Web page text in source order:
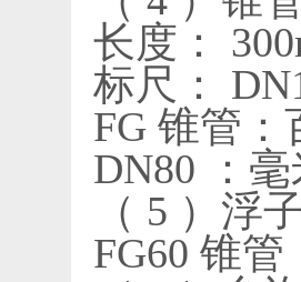
长度：
标尺：
FG 锥管
DN80 ：
（ 5 ）浮
FG60 锥